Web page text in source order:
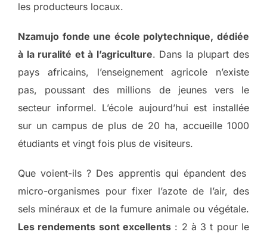
les producteurs locaux.
Nzamujo fonde une école polytechnique, dédiée
à la ruralité et à l’agriculture. Dans la plupart des
pays africains, l’enseignement agricole n’existe
pas, poussant des millions de jeunes vers le
secteur informel. L’école aujourd’hui est installée
sur un campus de plus de 20 ha, accueille 1000
étudiants et vingt fois plus de visiteurs.
Que voient-ils ? Des apprentis qui épandent des
micro-organismes pour fixer l’azote de l’air, des
sels minéraux et de la fumure animale ou végétale.
Les rendements sont excellents: 2 à 3 t pour le